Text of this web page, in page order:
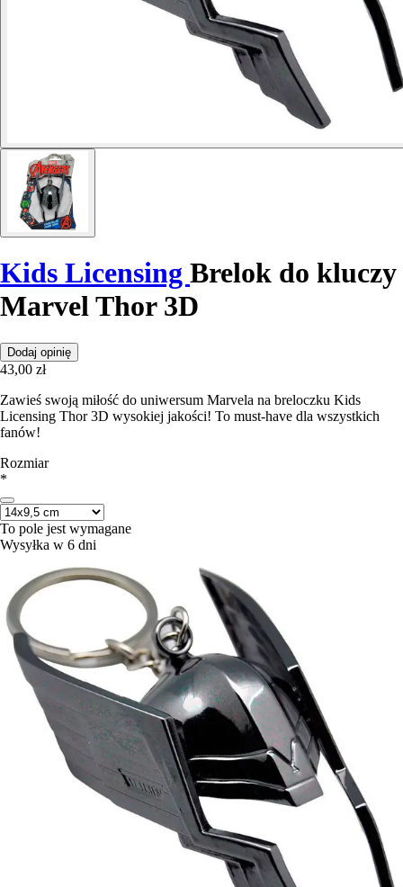
Kids Licensing Brelok do kluczy
Marvel Thor 3D
Dodaj opinię
43,00 zł
Zawieś swoją miłość do uniwersum Marvela na breloczku Kids
Licensing Thor 3D wysokiej jakości! To must-have dla wszystkich
fanów!
Rozmiar
*
To pole jest wymagane
Wysyłka w 6 dni